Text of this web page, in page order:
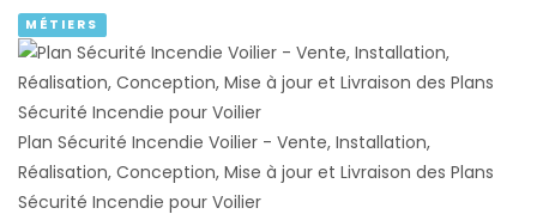
MÉTIERS
Plan Sécurité Incendie Voilier - Vente, Installation,
Réalisation, Conception, Mise à jour et Livraison des Plans
Sécurité Incendie pour Voilier